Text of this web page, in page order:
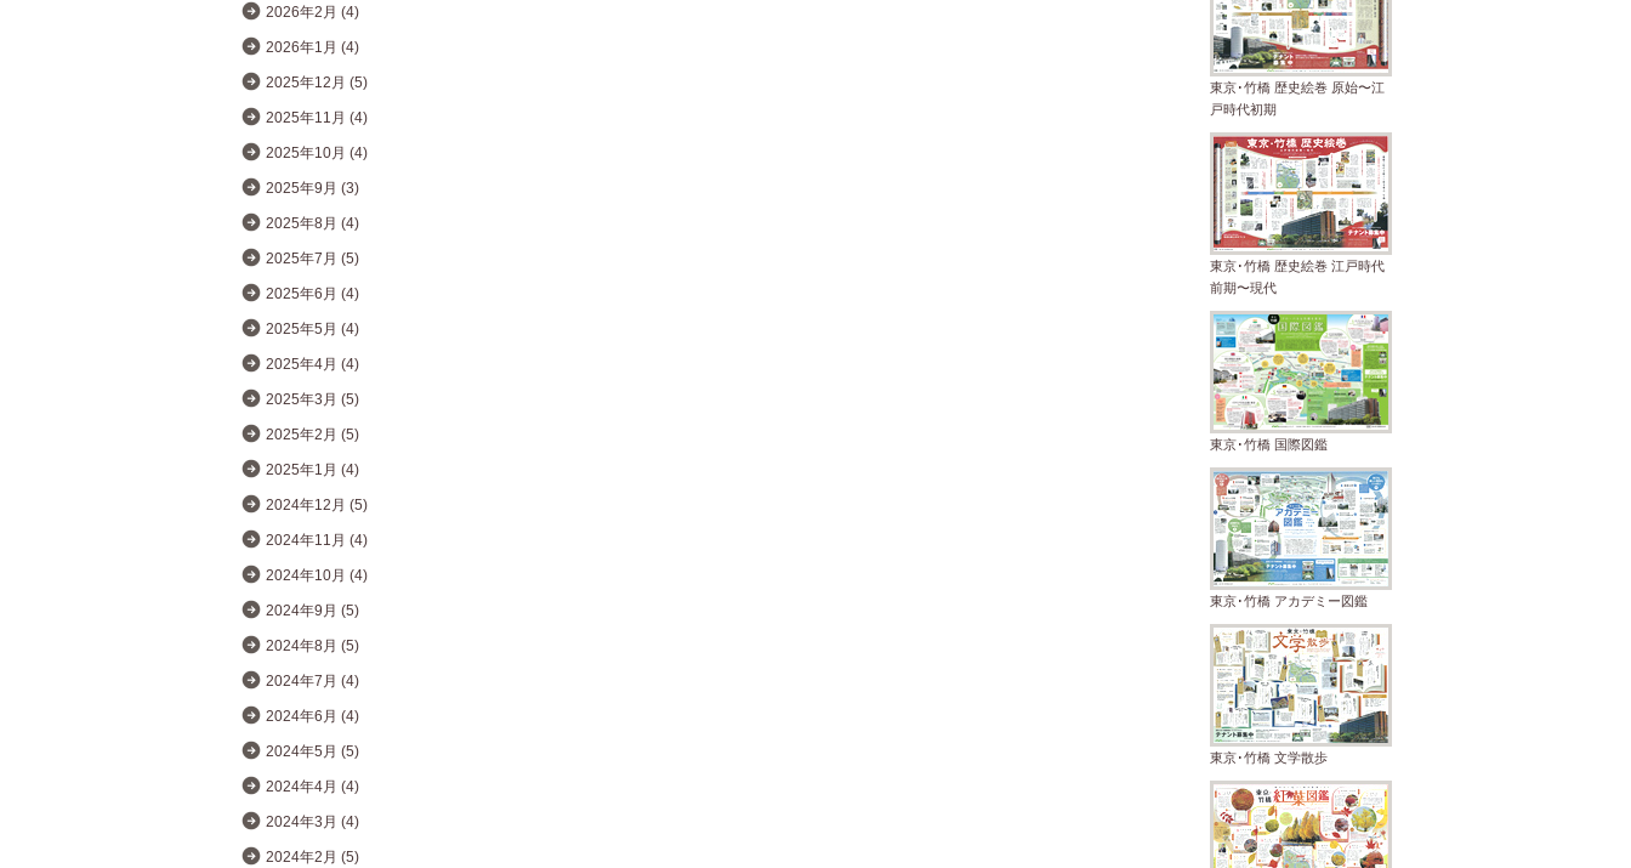
2026年2月 (4)
2026年1月 (4)
2025年12月 (5)
2025年11月 (4)
2025年10月 (4)
2025年9月 (3)
2025年8月 (4)
2025年7月 (5)
2025年6月 (4)
2025年5月 (4)
2025年4月 (4)
2025年3月 (5)
2025年2月 (5)
2025年1月 (4)
2024年12月 (5)
2024年11月 (4)
2024年10月 (4)
2024年9月 (5)
2024年8月 (5)
2024年7月 (4)
2024年6月 (4)
2024年5月 (5)
2024年4月 (4)
2024年3月 (4)
2024年2月 (5)
東京･竹橋 歴史絵巻 原始〜江
戸時代初期
東京･竹橋 歴史絵巻 江戸時代
前期〜現代
東京･竹橋 国際図鑑
東京･竹橋 アカデミー図鑑
東京･竹橋 文学散歩